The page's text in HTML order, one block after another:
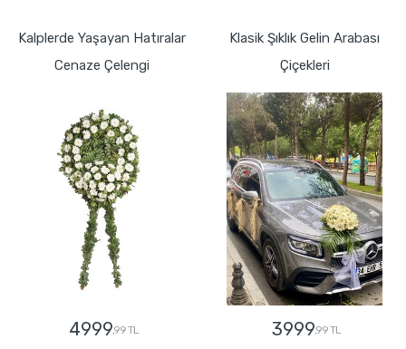
Kalplerde Yaşayan Hatıralar
Cenaze Çelengi
4999,99 TL
Klasik Şıklık Gelin Arabası
Çiçekleri
3999,99 TL